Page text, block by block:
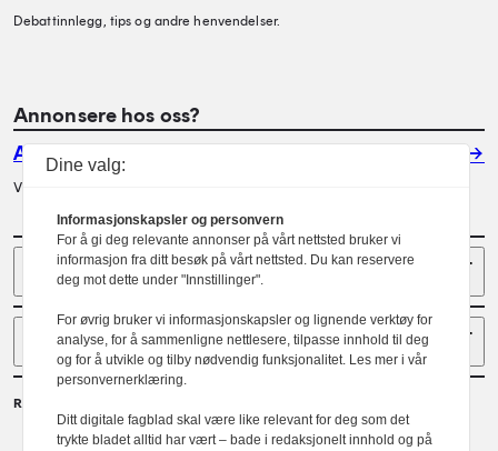
Debattinnlegg, tips og andre henvendelser.
Annonsere hos oss?
Annonser
Vil du annonsere i Arkitektur? Les mer her.
Sider
Følg oss
Redaktør
Gaute Brochmann
Dine valg:
Informasjonskapsler og personvern
For å gi deg relevante annonser på vårt nettsted bruker vi
informasjon fra ditt besøk på vårt nettsted. Du kan reservere
deg mot dette under "Innstillinger".
For øvrig bruker vi informasjonskapsler og lignende verktøy for
analyse, for å sammenligne nettlesere, tilpasse innhold til deg
og for å utvikle og tilby nødvendig funksjonalitet. Les mer i vår
personvernerklæring.
Ditt digitale fagblad skal være like relevant for deg som det
trykte bladet alltid har vært – bade i redaksjonelt innhold og på